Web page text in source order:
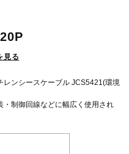
見る
レンシースケーブル JCS5421(環境
・制御回線などに幅広く使用され